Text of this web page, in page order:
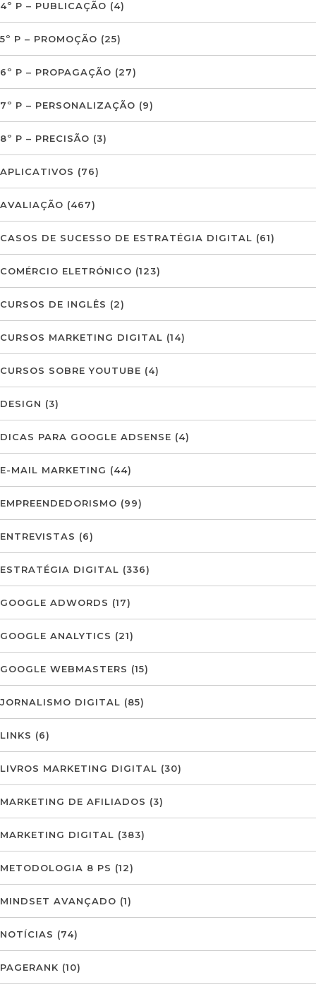
4º P – PUBLICAÇÃO (4)
5º P – PROMOÇÃO (25)
6º P – PROPAGAÇÃO (27)
7º P – PERSONALIZAÇÃO (9)
8º P – PRECISÃO (3)
APLICATIVOS (76)
AVALIAÇÃO (467)
CASOS DE SUCESSO DE ESTRATÉGIA DIGITAL (61)
COMÉRCIO ELETRÓNICO (123)
CURSOS DE INGLÊS (2)
CURSOS MARKETING DIGITAL (14)
CURSOS SOBRE YOUTUBE (4)
DESIGN (3)
DICAS PARA GOOGLE ADSENSE (4)
E-MAIL MARKETING (44)
EMPREENDEDORISMO (99)
ENTREVISTAS (6)
ESTRATÉGIA DIGITAL (336)
GOOGLE ADWORDS (17)
GOOGLE ANALYTICS (21)
GOOGLE WEBMASTERS (15)
JORNALISMO DIGITAL (85)
LINKS (6)
LIVROS MARKETING DIGITAL (30)
MARKETING DE AFILIADOS (3)
MARKETING DIGITAL (383)
METODOLOGIA 8 PS (12)
MINDSET AVANÇADO (1)
NOTÍCIAS (74)
PAGERANK (10)